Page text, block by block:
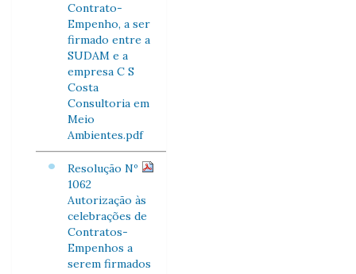
Contrato-
Empenho, a ser
firmado entre a
SUDAM e a
empresa C S
Costa
Consultoria em
Meio
Ambientes.pdf
Resolução Nº
1062
Autorização às
celebrações de
Contratos-
Empenhos a
serem firmados